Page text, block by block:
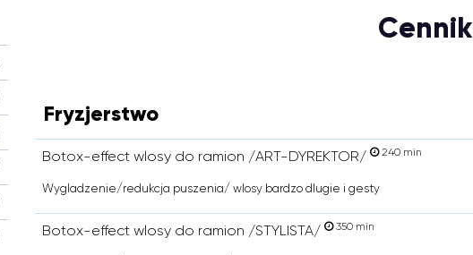
Cennik
Fryzjerstwo
Botox-effect wlosy do ramion /ART-DYREKTOR/ 240 min
Wygladzenie/redukcja puszenia/ wlosy bardzo dlugie i gesty
Botox-effect wlosy do ramion /STYLISTA/ 350 min